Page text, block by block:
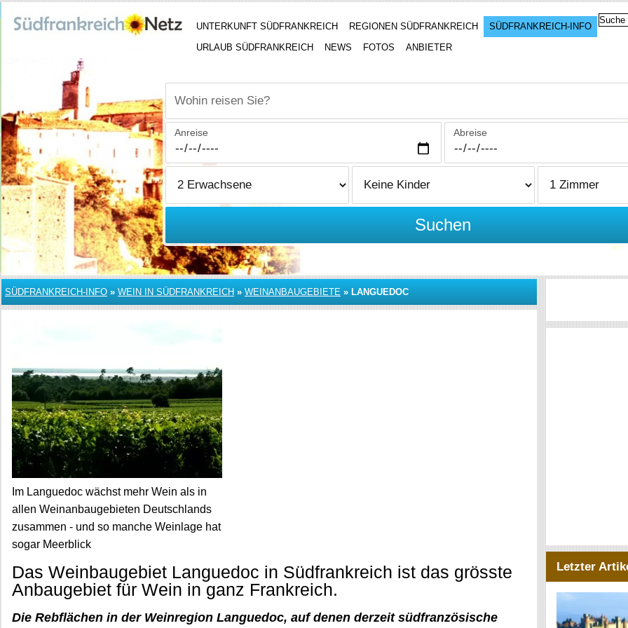
UNTERKUNFT SÜDFRANKREICH REGIONEN SÜDFRANKREICH
SÜDFRANKREICH-INFO
URLAUB SÜDFRANKREICH
NEWS FOTOS ANBIETER
Wohin reisen Sie?
Anreise Abreise
Suchen
SÜDFRANKREICH-INFO » WEIN IN SÜDFRANKREICH » WEINANBAUGEBIETE » LANGUEDOC
Im Languedoc wächst mehr Wein als in
allen Weinanbaugebieten Deutschlands
zusammen - und so manche Weinlage hat
sogar Meerblick
Das Weinbaugebiet Languedoc in Südfrankreich ist das grösste
Anbaugebiet für Wein in ganz Frankreich.
Die Rebflächen in der Weinregion Languedoc, auf denen derzeit südfranzösische
Letzter